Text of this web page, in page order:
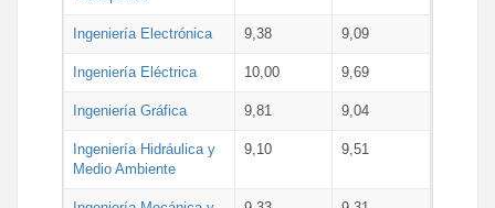
Ingeniería Electrónica 9,38 9,09
Ingeniería Eléctrica 10,00 9,69
Ingeniería Gráfica 9,81 9,04
Ingeniería Hidráulica y
Medio Ambiente
9,10 9,51